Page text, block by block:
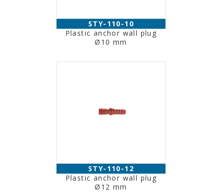
STY-110-10
Plastic anchor wall plug
Ø10 mm
STY-110-12
Plastic anchor wall plug
Ø12 mm